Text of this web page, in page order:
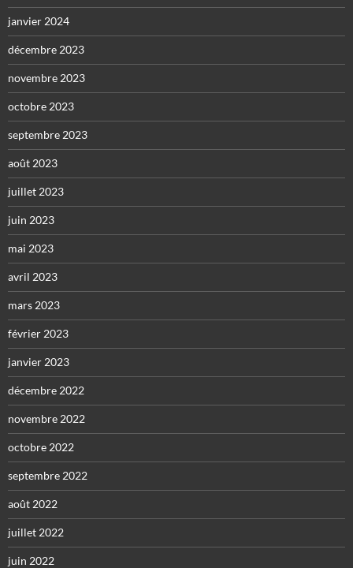
janvier 2024
décembre 2023
novembre 2023
octobre 2023
septembre 2023
août 2023
juillet 2023
juin 2023
mai 2023
avril 2023
mars 2023
février 2023
janvier 2023
décembre 2022
novembre 2022
octobre 2022
septembre 2022
août 2022
juillet 2022
juin 2022